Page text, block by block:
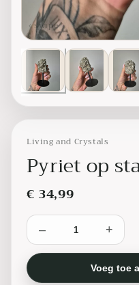
‹ swipe
Living and Crystals
Pyriet op
€ 34,99
– +
Voeg toe